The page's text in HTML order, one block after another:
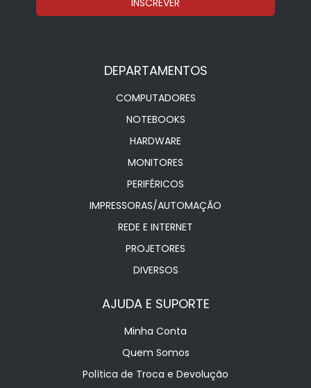
DEPARTAMENTOS
COMPUTADORES
NOTEBOOKS
HARDWARE
MONITORES
PERIFÉRICOS
IMPRESSORAS/AUTOMAÇÃO
REDE E INTERNET
PROJETORES
DIVERSOS
AJUDA E SUPORTE
Minha Conta
Quem Somos
Política de Troca e Devolução